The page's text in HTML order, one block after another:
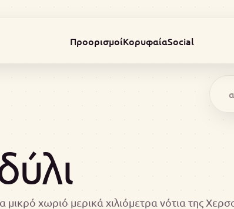
ΠροορισμοίΚορυφαίαSocial
μικρό χωριό μερικά χιλιόμετρα νότια της